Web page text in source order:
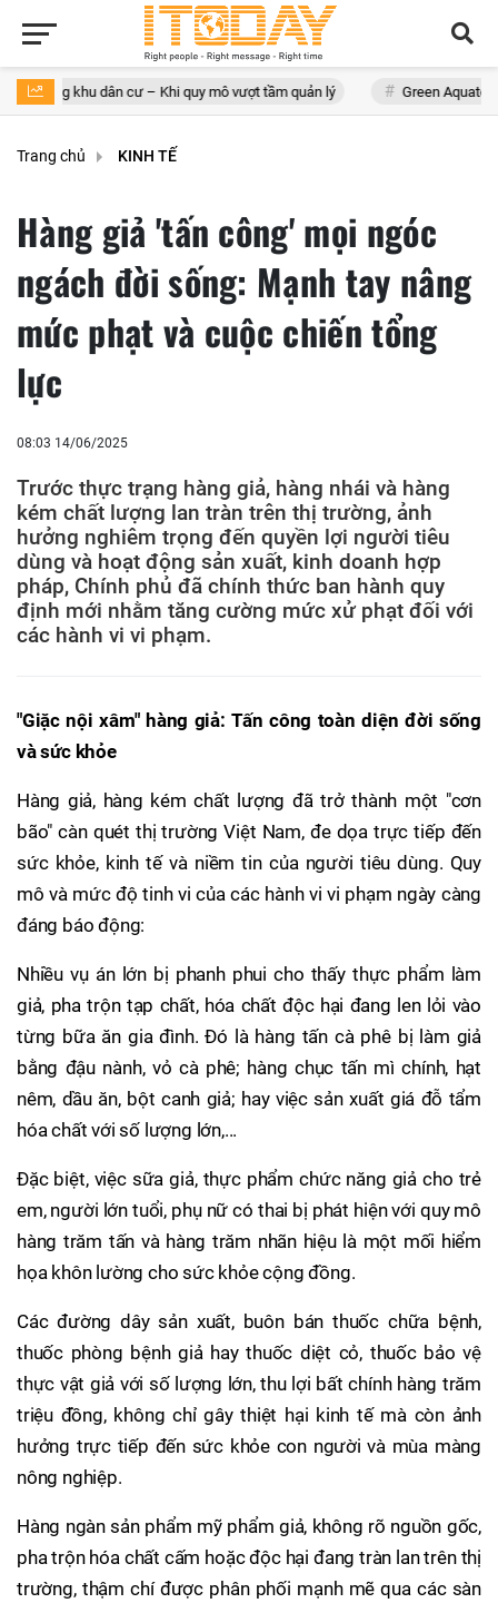
dân cư – Khi quy mô vượt tầm quản lý Green Aquatech và ‘hành
Trang chủ KINH TẾ
Hàng giả 'tấn công' mọi ngóc
ngách đời sống: Mạnh tay nâng
mức phạt và cuộc chiến tổng
lực
08:03 14/06/2025
Trước thực trạng hàng giả, hàng nhái và hàng
kém chất lượng lan tràn trên thị trường, ảnh
hưởng nghiêm trọng đến quyền lợi người tiêu
dùng và hoạt động sản xuất, kinh doanh hợp
pháp, Chính phủ đã chính thức ban hành quy
định mới nhằm tăng cường mức xử phạt đối với
các hành vi vi phạm.
"Giặc nội xâm" hàng giả: Tấn công toàn diện đời sống
và sức khỏe
Hàng giả, hàng kém chất lượng đã trở thành một "cơn
bão" càn quét thị trường Việt Nam, đe dọa trực tiếp đến
sức khỏe, kinh tế và niềm tin của người tiêu dùng. Quy
mô và mức độ tinh vi của các hành vi vi phạm ngày càng
đáng báo động:
Nhiều vụ án lớn bị phanh phui cho thấy thực phẩm làm
giả, pha trộn tạp chất, hóa chất độc hại đang len lỏi vào
từng bữa ăn gia đình. Đó là hàng tấn cà phê bị làm giả
bằng đậu nành, vỏ cà phê; hàng chục tấn mì chính, hạt
nêm, dầu ăn, bột canh giả; hay việc sản xuất giá đỗ tẩm
hóa chất với số lượng lớn,...
Đặc biệt, việc sữa giả, thực phẩm chức năng giả cho trẻ
em, người lớn tuổi, phụ nữ có thai bị phát hiện với quy mô
hàng trăm tấn và hàng trăm nhãn hiệu là một mối hiểm
họa khôn lường cho sức khỏe cộng đồng.
Các đường dây sản xuất, buôn bán thuốc chữa bệnh,
thuốc phòng bệnh giả hay thuốc diệt cỏ, thuốc bảo vệ
thực vật giả với số lượng lớn, thu lợi bất chính hàng trăm
triệu đồng, không chỉ gây thiệt hại kinh tế mà còn ảnh
hưởng trực tiếp đến sức khỏe con người và mùa màng
nông nghiệp.
Hàng ngàn sản phẩm mỹ phẩm giả, không rõ nguồn gốc,
pha trộn hóa chất cấm hoặc độc hại đang tràn lan trên thị
trường, thậm chí được phân phối mạnh mẽ qua các sàn